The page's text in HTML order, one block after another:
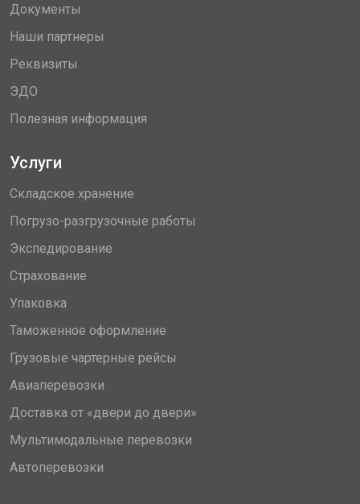
Документы
Наши партнеры
Реквизиты
ЭДО
Полезная информация
Услуги
Складское хранение
Погрузо-разгрузочные работы
Экспедирование
Страхование
Упаковка
Таможенное оформление
Грузовые чартерные рейсы
Авиаперевозки
Доставка от «двери до двери»
Мультимодальные перевозки
Автоперевозки